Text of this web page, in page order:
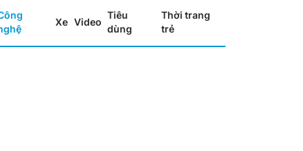
Xe Video
Tiêu
dùng
Thời trang
trẻ